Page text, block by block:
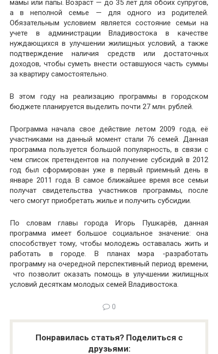
мамы или папы. Возраст — до 35 лет для обоих супругов,
а в неполной семье — для одного из родителей.
Обязательным условием является состояние семьи на
учете в администрации Владивостока в качестве
нуждающихся в улучшении жилищных условий, а также
подтверждение наличия средств или достаточных
доходов, чтобы суметь внести оставшуюся часть суммы
за квартиру самостоятельно.
В этом году на реализацию программы в городском
бюджете планируется выделить почти 27 млн. рублей.
Программа начала свое действие летом 2009 года, её
участниками на данный момент стали 76 семей. Данная
программа пользуется большой популярность, в связи с
чем список претендентов на получение субсидий в 2012
год был сформирован уже в первый приемный день в
январе 2011 года. В самое ближайшее время все семьи
получат свидетельства участников программы, после
чего смогут приобретать жилье и получить субсидии.
По словам главы города Игорь Пушкарёв, данная
программа имеет большое социальное значение: она
способствует тому, чтобы молодежь оставалась жить и
работать в городе. В планах мэра -разработать
программу на очередной перспективный период времени,
что позволит оказать помощь в улучшении жилищных
условий десяткам молодых семей Владивостока.
0
Понравилась статья? Поделиться с
друзьями: